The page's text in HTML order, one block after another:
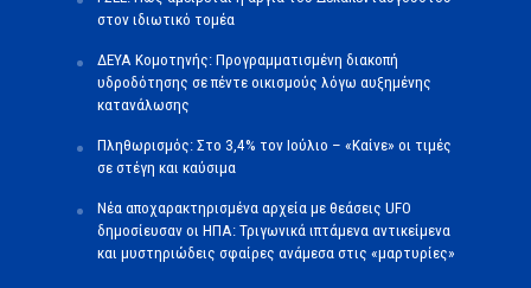
στον ιδιωτικό τομέα
ΔΕΥΑ Κομοτηνής: Προγραμματισμένη διακοπή
υδροδότησης σε πέντε οικισμούς λόγω αυξημένης
κατανάλωσης
Πληθωρισμός: Στο 3,4% τον Ιούλιο – «Καίνε» οι τιμές
σε στέγη και καύσιμα
Νέα αποχαρακτηρισμένα αρχεία με θεάσεις UFO
δημοσίευσαν οι ΗΠΑ: Τριγωνικά ιπτάμενα αντικείμενα
και μυστηριώδεις σφαίρες ανάμεσα στις «μαρτυρίες»